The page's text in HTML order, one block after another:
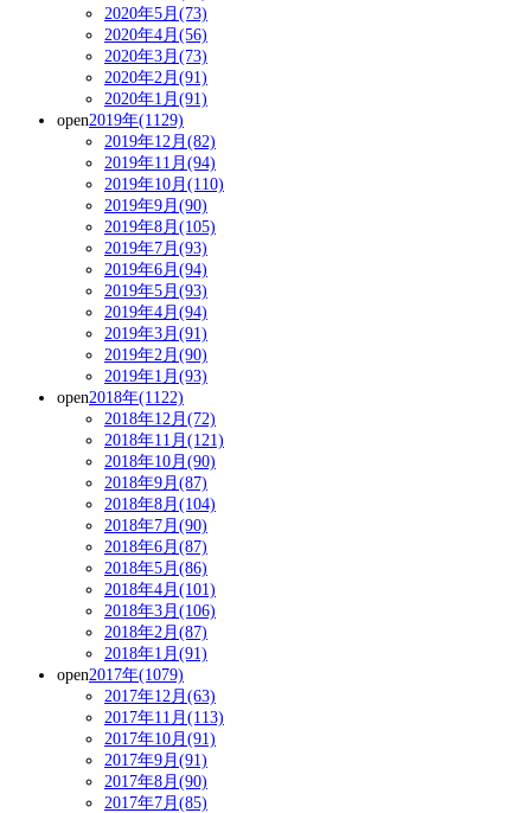
2020年5月(73)
2020年4月(56)
2020年3月(73)
2020年2月(91)
2020年1月(91)
open2019年(1129)
2019年12月(82)
2019年11月(94)
2019年10月(110)
2019年9月(90)
2019年8月(105)
2019年7月(93)
2019年6月(94)
2019年5月(93)
2019年4月(94)
2019年3月(91)
2019年2月(90)
2019年1月(93)
open2018年(1122)
2018年12月(72)
2018年11月(121)
2018年10月(90)
2018年9月(87)
2018年8月(104)
2018年7月(90)
2018年6月(87)
2018年5月(86)
2018年4月(101)
2018年3月(106)
2018年2月(87)
2018年1月(91)
open2017年(1079)
2017年12月(63)
2017年11月(113)
2017年10月(91)
2017年9月(91)
2017年8月(90)
2017年7月(85)